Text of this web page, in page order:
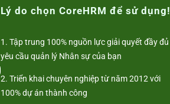
Lý do chọn CoreHRM để sử dụng!
1. Tập trung 100% nguồn lực giải quyết đầy đủ
yêu cầu quản lý Nhân sự của bạn
2. Triển khai chuyên nghiệp từ năm 2012 với
100% dự án thành công